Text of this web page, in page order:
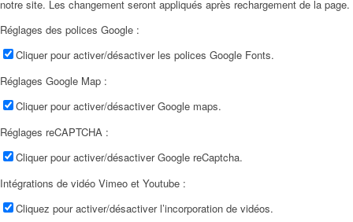
notre site. Les changement seront appliqués après rechargement de la page.
Réglages des polices Google :
Cliquer pour activer/désactiver les polices Google Fonts.
Réglages Google Map :
Cliquer pour activer/désactiver Google maps.
Réglages reCAPTCHA :
Cliquer pour activer/désactiver Google reCaptcha.
Intégrations de vidéo Vimeo et Youtube :
Cliquez pour activer/désactiver l’incorporation de vidéos.